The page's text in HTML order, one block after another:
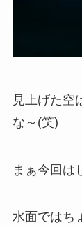
見上げた空
な～(笑)
まぁ今回は
水面ではち